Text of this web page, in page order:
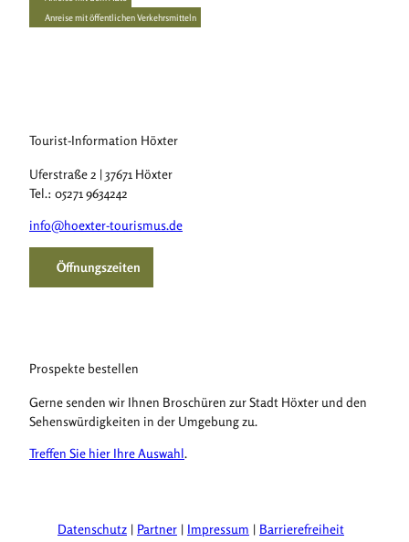
Anreise mit öffentlichen Verkehrsmitteln
Tourist-Information Höxter
Uferstraße 2 | 37671 Höxter
Tel.: 05271 9634242
info@hoexter-tourismus.de
Öffnungszeiten
Prospekte bestellen
Gerne senden wir Ihnen Broschüren zur Stadt Höxter und den
Sehenswürdigkeiten in der Umgebung zu.
Treffen Sie hier Ihre Auswahl.
Datenschutz Partner Impressum Barrierefreiheit